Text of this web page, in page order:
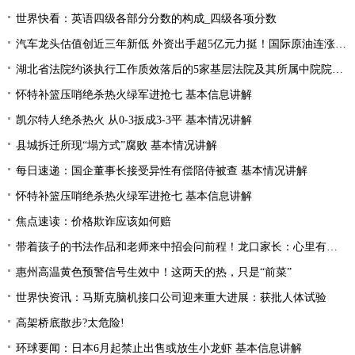
世界快看：英语四级各部分分数的构成_四级各项分数
汽车龙头估值创近三年新低 外资出手超5亿元力挺！国际原油连涨两周 “聪明资金”加仓能源行业
湖北省法院约谈执行工作质效落后的5家基层法院及其所属中院院长|当前焦点
怀特补篮压哨绝杀热火绿军进抢七 基本信息讲解
凯尔特人绝杀热火 从0-3扳成3-3平 基本情况讲解
县城拆迁所现“塌方式”腐败 基本情况讲解
每日速递：国企董事长接受异性有偿陪侍被查 基本情况讲解
怀特补篮压哨绝杀热火绿军进抢七 基本信息讲解
焦点速读：价格欺诈应该如何赔
带着孩子的书法作品和老师来中招会问前程！龙口家长：心里有底了
惠州高温黄色预警信号生效中！这两天的热，只是“前菜”
世界快资讯：马斯克脑机接口公司迎来重大进展：获批人体试验
高架桥底散步?太危险!
环球要闻：日本6月起禁止出售或放生小龙虾 基本信息讲解